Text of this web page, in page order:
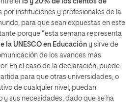
por instituciones y profesionales de la
para que sean expuestas en este
porque “esta semana representa
la UNESCO en Educación y sirve de
de los avances más
En el caso de la declaración, puede
para que otras universidades, o
de cualquier nivel, puedan
y sus necesidades, dado que se ha